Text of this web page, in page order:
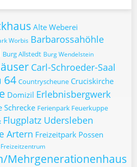
Alte Weberei
Worbis Barbarossahöhle
Burg Allstedt Burg Wendelstein
Carl-Schroeder-Saal
64 Countryscheune Cruciskirche
Domizil Erlebnisbergwerk
Schrecke Ferienpark Feuerkuppe
Flugplatz Udersleben
Artern Freizeitpark Possen
Freizeitzentrum
Mehrgenerationenhaus